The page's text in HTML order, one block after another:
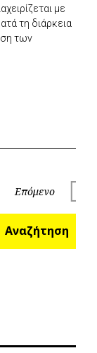
με
τη διάρκεια
των
Επόμενο
Αναζήτηση